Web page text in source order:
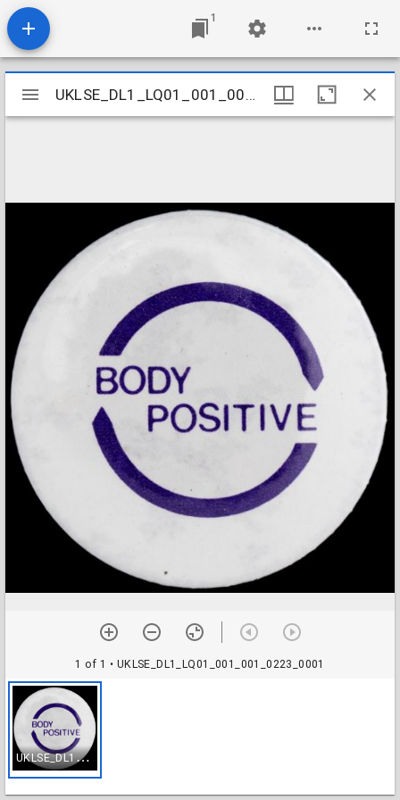
1
Mirador
viewer
UKLSE_DL1_LQ01_001_001_0223
1 of 1 • UKLSE_DL1_LQ01_001_001_0223_0001
U
KLSE_DL1_LQ01_001_001_0223_0001
UKLSE_DL1_LQ01_001_001_0223